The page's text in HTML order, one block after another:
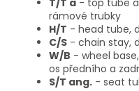
T/T a - top tube
rámové trubky
H/T - head tube,
C/S - chain stay,
W/B - wheel
os předního a
S/T ang. - seat